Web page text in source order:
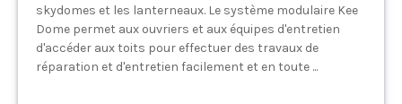
skydomes et les lanterneaux. Le système modulaire Kee
Dome permet aux ouvriers et aux équipes d'entretien
d'accéder aux toits pour effectuer des travaux de
réparation et d'entretien facilement et en toute ...